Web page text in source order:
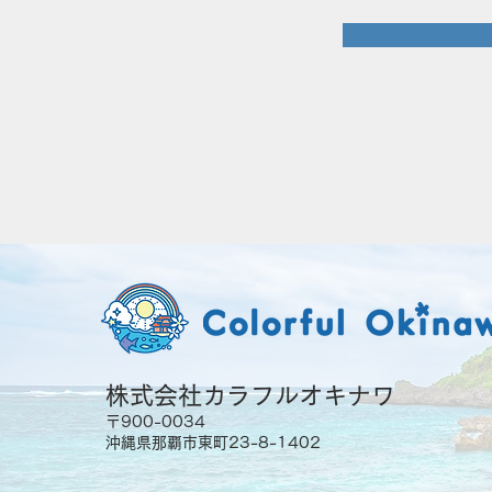
株式会社カラフルオキナワ
〒900-0034
沖縄県那覇市東町23-8-1402